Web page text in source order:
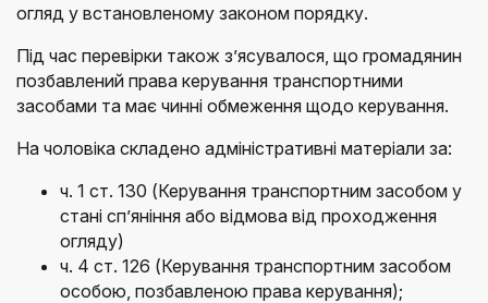
огляд у встановленому законом порядку.
Під час перевірки також з’ясувалося, що громадянин
позбавлений права керування транспортними
засобами та має чинні обмеження щодо керування.
На чоловіка складено адміністративні матеріали за:
ч. 1 ст. 130 (Керування транспортним засобом у
стані сп’яніння або відмова від проходження
огляду)
ч. 4 ст. 126 (Керування транспортним засобом
особою, позбавленою права керування);